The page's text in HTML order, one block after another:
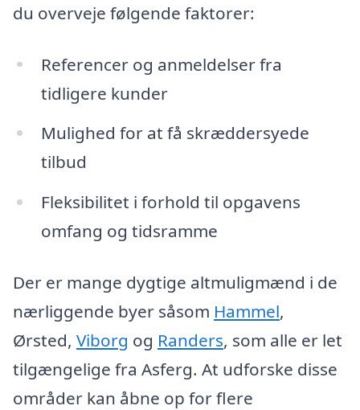
du overveje følgende faktorer:
Referencer og anmeldelser fra
tidligere kunder
Mulighed for at få skræddersyede
tilbud
Fleksibilitet i forhold til opgavens
omfang og tidsramme
Der er mange dygtige altmuligmænd i de
nærliggende byer såsom Hammel,
Ørsted, Viborg og Randers, som alle er let
tilgængelige fra Asferg. At udforske disse
områder kan åbne op for flere